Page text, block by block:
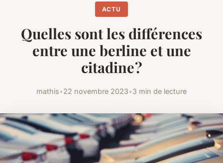
ACTU
Quelles sont les différences
entre une berline et une
citadine ?
mathis•22 novembre 2023•3 min de lecture